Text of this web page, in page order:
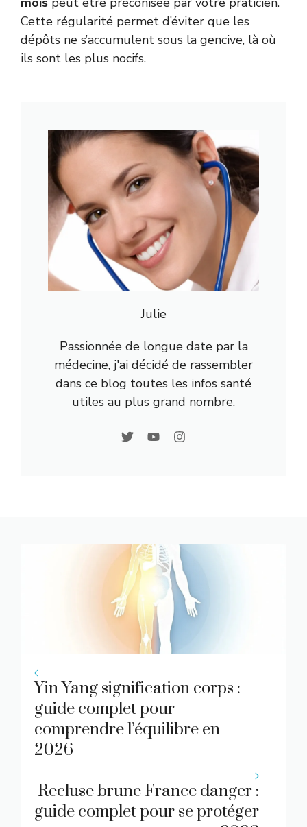
Cette régularité permet d’éviter que les
dépôts ne s’accumulent sous la gencive, là où
ils sont les plus nocifs.
Julie
Passionnée de longue date par la
médecine, j'ai décidé de rassembler
dans ce blog toutes les infos santé
utiles au plus grand nombre.
Yin Yang signification corps :
guide complet pour
comprendre l’équilibre en
2026
Recluse brune France danger :
guide complet pour se protéger